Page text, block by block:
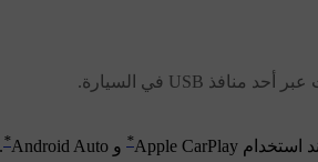
* و Android Auto
*
.